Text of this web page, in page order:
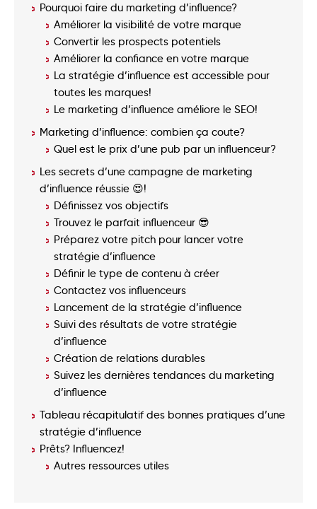
Pourquoi faire du marketing d’influence?
Améliorer la visibilité de votre marque
Convertir les prospects potentiels
Améliorer la confiance en votre marque
La stratégie d’influence est accessible pour
toutes les marques!
Le marketing d’influence améliore le SEO!
Marketing d’influence: combien ça coute?
Quel est le prix d’une pub par un influenceur?
Les secrets d’une campagne de marketing
d’influence réussie 😍!
Définissez vos objectifs
Trouvez le parfait influenceur 😎
Préparez votre pitch pour lancer votre
stratégie d’influence
Définir le type de contenu à créer
Contactez vos influenceurs
Lancement de la stratégie d’influence
Suivi des résultats de votre stratégie
d’influence
Création de relations durables
Suivez les dernières tendances du marketing
d’influence
Tableau récapitulatif des bonnes pratiques d’une
stratégie d’influence
Prêts? Influencez!
Autres ressources utiles